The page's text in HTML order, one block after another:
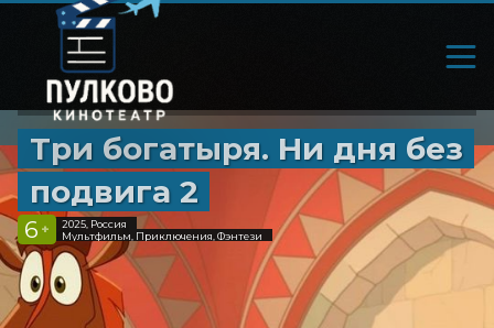
Три богатыря. Ни дня без
подвига 2
6 +
2025, Россия
Мультфильм, Приключения, Фэнтези